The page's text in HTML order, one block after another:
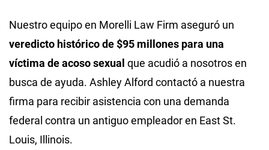
Nuestro equipo en Morelli Law Firm aseguró un
veredicto histórico de $95 millones para una
víctima de acoso sexual que acudió a nosotros en
busca de ayuda. Ashley Alford contactó a nuestra
firma para recibir asistencia con una demanda
federal contra un antiguo empleador en East St.
Louis, Illinois.